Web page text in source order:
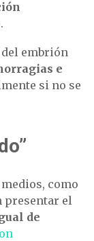
embrión
e
si no se
como
presentar el
de